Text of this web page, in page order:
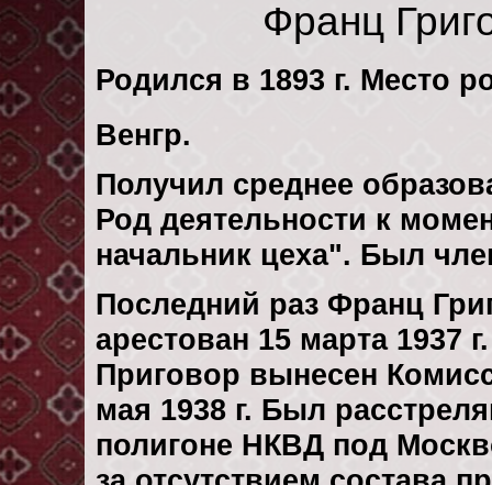
Франц
Родился в 1893 г. Место
Венгр.
Получил среднее
Род деятельности к
начальник цеха". Был
Последний раз Франц
арестован 15 марта 1937 г.
Приговор вынесен
мая 1938 г. Был
полигоне НКВД под